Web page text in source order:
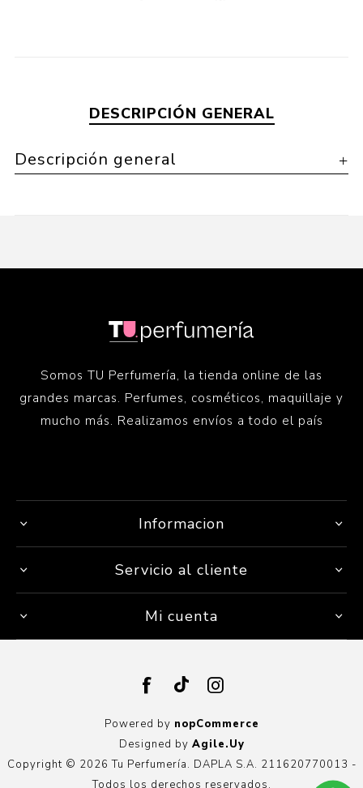
DESCRIPCIÓN GENERAL
Descripción general
Somos TU Perfumería, la tienda online de las
grandes marcas. Perfumes, cosméticos, maquillaje y
mucho más. Realizamos envíos a todo el país
Informacion
Servicio al cliente
Mi cuenta
Powered by nopCommerce
Designed by Agile.Uy
Copyright © 2026 Tu Perfumería. DAPLA S.A. 211620770013 -
Todos los derechos reservados.